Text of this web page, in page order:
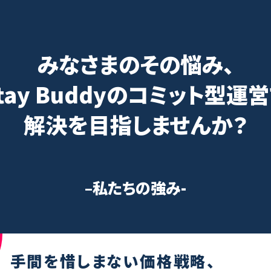
みなさまのその悩み、
Buddyのコミット型運
解決を目指しませんか？
–私たちの強み-
手間を惜しまない価格戦略、